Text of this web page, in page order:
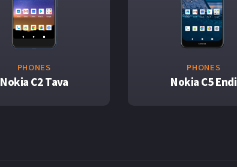
PHONES
Nokia C2 Tava
PHONES
Nokia C5 Endi